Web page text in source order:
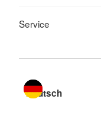
Service
Sprache wechseln zu